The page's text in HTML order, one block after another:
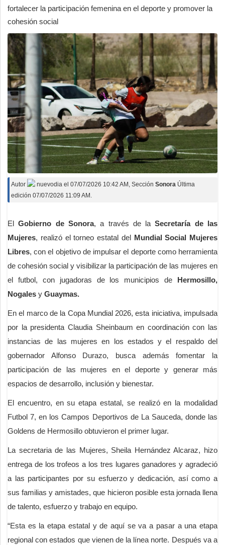
fortalecer la participación femenina en el deporte y promover la
cohesión social
Autor nuevodia el 07/07/2026 10:42 AM , Sección Sonora Última
edición 07/07/2026 11:09 AM.
ElGobierno de Sonora, a través de laSecretaría de las
Mujeres, realizó el torneo estatal del
Mundial Social Mujeres
Libres, con el objetivo de impulsar el deporte como herramienta
de cohesión social y visibilizar la participación de las mujeres en
el futbol, con jugadoras de los municipios de
Hermosillo,
Nogales y Guaymas.
En el marco de la Copa Mundial 2026, esta iniciativa, impulsada
por la presidenta Claudia Sheinbaum en coordinación con las
instancias de las mujeres en los estados y el respaldo del
gobernador Alfonso Durazo, busca además fomentar la
participación de las mujeres en el deporte y generar más
espacios de desarrollo, inclusión y bienestar.
El encuentro, en su etapa estatal, se realizó en la modalidad
Futbol 7, en los Campos Deportivos de La Sauceda, donde las
Goldens de Hermosillo obtuvieron el primer lugar.
La secretaria de las Mujeres, Sheila Hernández Alcaraz, hizo
entrega de los trofeos a los tres lugares ganadores y agradeció
a las participantes por su esfuerzo y dedicación, así como a
sus familias y amistades, que hicieron posible esta jornada llena
de talento, esfuerzo y trabajo en equipo.
“Esta es la etapa estatal y de aquí se va a pasar a una etapa
regional con estados que vienen de la línea norte. Después va a